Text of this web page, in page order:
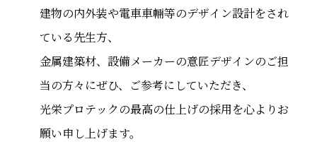
建物の内外装や電車車輛等のデザイン設計をされ
ている先生方、
金属建築材、設備メーカーの意匠デザインのご担
当の方々にぜひ、ご参考にしていただき、
光栄プロテックの最高の仕上げの採用を心よりお
願い申し上げます。